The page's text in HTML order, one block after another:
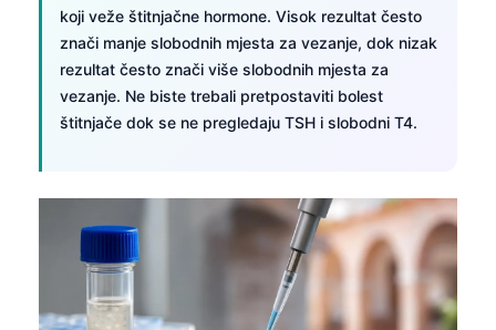
koji veže štitnjačne hormone. Visok rezultat često
znači manje slobodnih mjesta za vezanje, dok nizak
rezultat često znači više slobodnih mjesta za
vezanje. Ne biste trebali pretpostaviti bolest
štitnjače dok se ne pregledaju TSH i slobodni T4.